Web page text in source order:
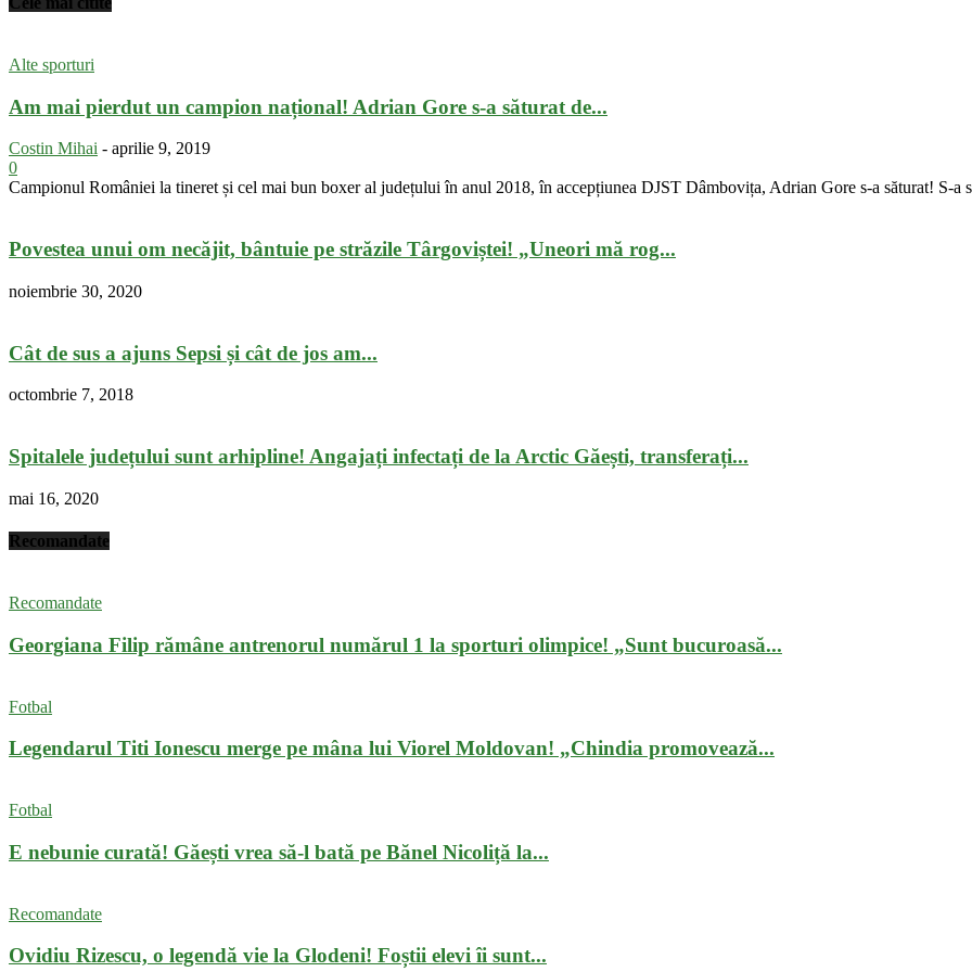
Alte sporturi
Am mai pierdut un campion național! Adrian Gore s-a săturat de...
Costin Mihai - aprilie 9, 2019
0
Campionul României la tineret și cel mai bun boxer al județului în anul 2018, în accepțiunea DJST Dâmbovița, Adrian Gore s-a săturat! S-a
Povestea unui om necăjit, bântuie pe străzile Târgoviștei! „Uneori mă rog...
noiembrie 30, 2020
Cât de sus a ajuns Sepsi și cât de jos am...
octombrie 7, 2018
Spitalele județului sunt arhipline! Angajați infectați de la Arctic Găești, transferați...
mai 16, 2020
Recomandate
Recomandate
Georgiana Filip rămâne antrenorul numărul 1 la sporturi olimpice! „Sunt bucuroasă...
Fotbal
Legendarul Titi Ionescu merge pe mâna lui Viorel Moldovan! „Chindia promovează...
Fotbal
E nebunie curată! Găești vrea să-l bată pe Bănel Nicoliță la...
Recomandate
Ovidiu Rizescu, o legendă vie la Glodeni! Foștii elevi îi sunt...